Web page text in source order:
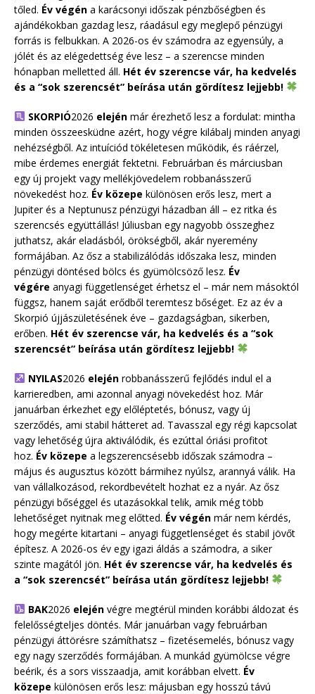
tőled. Év végén a karácsonyi időszak pénzbőségben és
ajándékokban gazdag lesz, ráadásul egy meglepő pénzügyi
forrás is felbukkan. A 2026-os év számodra az egyensúly, a
jólét és az elégedettség éve lesz – a szerencse minden
hónapban melletted áll. Hét év szerencse vár, ha kedvelés
és a “sok szerencsét” beírása után gördítesz lejjebb!
SKORPIÓ2026 elejénmár érezhető lesz a fordulat: mintha
minden összeesküdne azért, hogy végre kilábalj minden anyagi
nehézségből. Az intuíciód tökéletesen működik, és ráérzel,
mibe érdemes energiát fektetni. Februárban és márciusban
egy új projekt vagy mellékjövedelem robbanásszerű
növekedést hoz. Év közepe különösen erős lesz, mert a
Jupiter és a Neptunusz pénzügyi házadban áll – ez ritka és
szerencsés együttállás! Júliusban egy nagyobb összeghez
juthatsz, akár eladásból, örökségből, akár nyeremény
formájában. Az ősz a stabilizálódás időszaka lesz, minden
pénzügyi döntésed bölcs és gyümölcsöző lesz. Év
végére anyagi függetlenséget érhetsz el – már nem másoktól
függsz, hanem saját erődből teremtesz bőséget. Ez az év a
Skorpió újjászületésének éve – gazdagságban, sikerben,
erőben. Hét év szerencse vár, ha kedvelés és a “sok
szerencsét” beírása után gördítesz lejjebb!
NYILAS2026 elejénrobbanásszerű fejlődés indul el a
karrieredben, ami azonnal anyagi növekedést hoz. Már
januárban érkezhet egy előléptetés, bónusz, vagy új
szerződés, ami stabil hátteret ad. Tavasszal egy régi kapcsolat
vagy lehetőség újra aktiválódik, és ezúttal óriási profitot
hoz. Év közepe a legszerencsésebb időszak számodra –
május és augusztus között bármihez nyúlsz, arannyá válik. Ha
van vállalkozásod, rekordbevételt hozhat ez a nyár. Az ősz
pénzügyi bőséggel és utazásokkal telik, amik még több
lehetőséget nyitnak meg előtted. Év végén már nem kérdés,
hogy megérte kitartani – anyagi függetlenséget és stabil jövőt
építesz. A 2026-os év egy igazi áldás a számodra, a siker
szinte magától jön. Hét év szerencse vár, ha kedvelés és
a “sok szerencsét” beírása után gördítesz lejjebb!
BAK2026 elejénvégre megtérül minden korábbi áldozat és
felelősségteljes döntés. Már januárban vagy februárban
pénzügyi áttörésre számíthatsz – fizetésemelés, bónusz vagy
egy nagy szerződés formájában. A munkád gyümölcse végre
beérik, és a sors visszaadja, amit korábban elvett. Év
közepe különösen erős lesz: májusban egy hosszú távú